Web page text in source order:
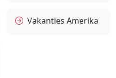
Vakanties Amerika